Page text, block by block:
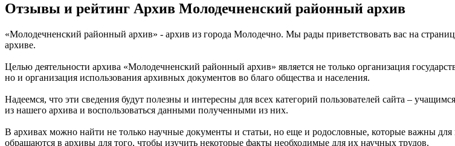
Отзывы и рейтинг Архив Молодечненский районный архив
«Молодечненский районный архив» - архив из города Молодечно. Мы рады приветствовать вас на
архиве.
Целью деятельности архива «Молодечненский районный архив» является не только организация
но и организация использования архивных документов во благо общества и населения.
Надеемся, что эти сведения будут полезны и интересны для всех категорий пользователей сайта –
из нашего архива и воспользоваться данными полученными из них.
В архивах можно найти не только научные документы и статьи, но еще и родословные, которые важны
обращаются в архивы для того, чтобы изучить некоторые факты необходимые для их научных трудов.